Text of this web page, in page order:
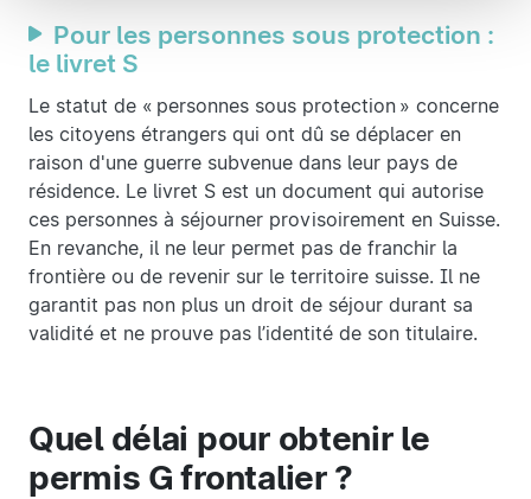
Pour les personnes sous protection :
le livret S
Le statut de « personnes sous protection » concerne
les citoyens étrangers qui ont dû se déplacer en
raison d'une guerre subvenue dans leur pays de
résidence. Le livret S est un document qui autorise
ces personnes à séjourner provisoirement en Suisse.
En revanche, il ne leur permet pas de franchir la
frontière ou de revenir sur le territoire suisse. Il ne
garantit pas non plus un droit de séjour durant sa
validité et ne prouve pas l’identité de son titulaire.
Quel délai pour obtenir le
permis G frontalier ?